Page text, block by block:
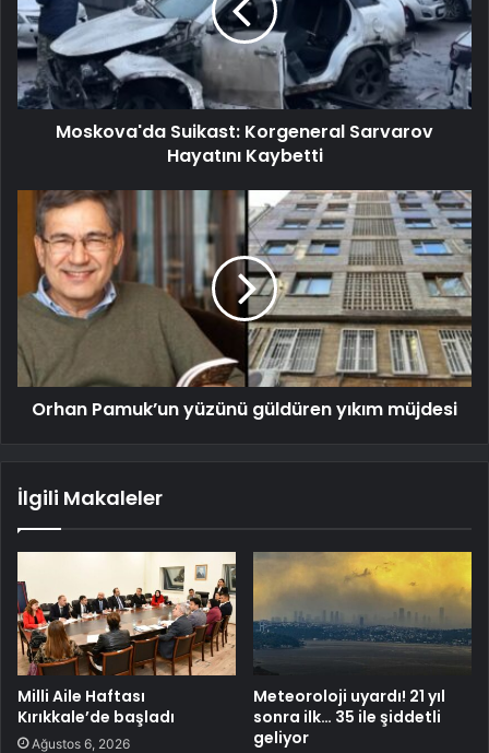
Moskova'da Suikast: Korgeneral Sarvarov
Hayatını Kaybetti
Orhan Pamuk’un yüzünü güldüren yıkım müjdesi
İlgili Makaleler
Milli Aile Haftası
Kırıkkale’de başladı
Ağustos 6, 2026
Meteoroloji uyardı! 21 yıl
sonra ilk… 35 ile şiddetli
geliyor